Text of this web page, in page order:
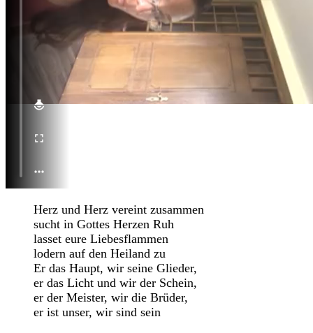
Herz und Herz vereint zusammen
sucht in Gottes Herzen Ruh
lasset eure Liebesflammen
lodern auf den Heiland zu
Er das Haupt, wir seine Glieder,
er das Licht und wir der Schein,
er der Meister, wir die Brüder,
er ist unser, wir sind sein